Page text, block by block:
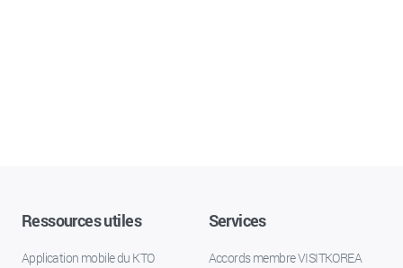
Ressources utiles
Application mobile du KTO
Services
Accords membre VISITKOREA